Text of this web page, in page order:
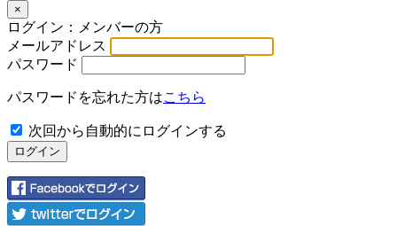
×
ログイン：メンバーの方
メールアドレス
パスワード
パスワードを忘れた方はこちら
次回から自動的にログインする